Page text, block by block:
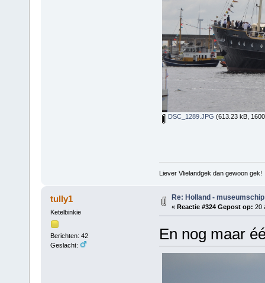
DSC_1289.JPG (613.23 kB,
Liever Vlielandgek dan gewoon gek!
tully1
Ketelbinkie
Berichten: 42
Geslacht:
Re: Holland - museumschip
« Reactie #324 Gepost op: 20
En nog maar